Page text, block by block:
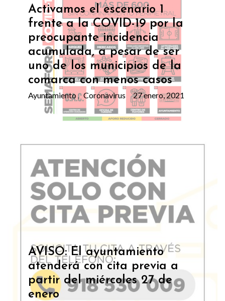
Activamos el escenario 1
frente a la COVID-19 por la
preocupante incidencia
acumulada, a pesar de ser
uno de los municipios de la
comarca con menos casos
Ayuntamiento, Coronavirus 27 enero, 2021
AVISO: El ayuntamiento
atenderá con cita previa a
partir del miércoles 27 de
enero